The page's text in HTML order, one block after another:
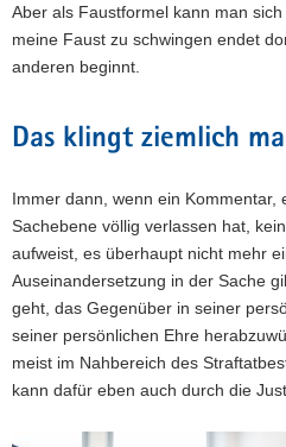
Aber als Faustformel kann man
meine Faust zu schwingen endet
anderen beginnt.
Das klingt ziemlich
Immer dann, wenn ein Kommentar,
Sachebene völlig verlassen hat,
aufweist, es überhaupt nicht mehr
Auseinandersetzung in der Sache
geht, das Gegenüber in seiner
seiner persönlichen Ehre
meist im Nahbereich des
kann dafür eben auch durch die